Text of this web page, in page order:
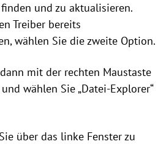
und zu aktualisieren.
Treiber bereits
wählen Sie die zweite Option.
mit der rechten Maustaste
wählen Sie „Datei-Explorer“
über das linke Fenster zu